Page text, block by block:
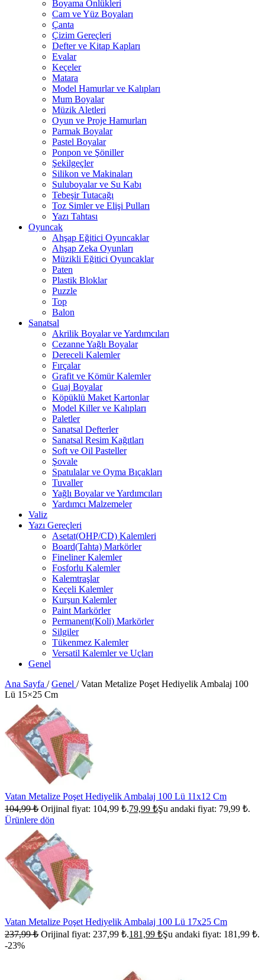
Boyama Önlükleri
Cam ve Yüz Boyaları
Çanta
Çizim Gereçleri
Defter ve Kitap Kapları
Evalar
Keçeler
Matara
Model Hamurlar ve Kalıpları
Mum Boyalar
Müzik Aletleri
Oyun ve Proje Hamurları
Parmak Boyalar
Pastel Boyalar
Ponpon ve Şöniller
Şekilgeçler
Silikon ve Makinaları
Suluboyalar ve Su Kabı
Tebeşir Tutacağı
Toz Simler ve Elişi Pulları
Yazı Tahtası
Oyuncak
Ahşap Eğitici Oyuncaklar
Ahşap Zeka Oyunları
Müzikli Eğitici Oyuncaklar
Paten
Plastik Bloklar
Puzzle
Top
Balon
Sanatsal
Akrilik Boyalar ve Yardımcıları
Cezanne Yağlı Boyalar
Dereceli Kalemler
Fırçalar
Grafit ve Kömür Kalemler
Guaj Boyalar
Köpüklü Maket Kartonlar
Model Killer ve Kalıpları
Paletler
Sanatsal Defterler
Sanatsal Resim Kağıtları
Soft ve Oil Pasteller
Şovale
Spatulalar ve Oyma Bıçakları
Tuvaller
Yağlı Boyalar ve Yardımcıları
Yardımcı Malzemeler
Valiz
Yazı Gereçleri
Asetat(OHP/CD) Kalemleri
Board(Tahta) Markörler
Fineliner Kalemler
Fosforlu Kalemler
Kalemtraşlar
Keçeli Kalemler
Kurşun Kalemler
Paint Markörler
Permanent(Koli) Markörler
Silgiler
Tükenmez Kalemler
Versatil Kalemler ve Uçları
Genel
Ana Sayfa / Genel / Vatan Metalize Poşet Hediyelik Ambalaj 100
Lü 15×25 Cm
Vatan Metalize Poşet Hediyelik Ambalaj 100 Lü 11x12 Cm
104,99₺ Orijinal fiyat: 104,99 ₺.79,99 ₺Şu andaki fiyat: 79,99 ₺.
Ürünlere dön
Vatan Metalize Poşet Hediyelik Ambalaj 100 Lü 17x25 Cm
237,99₺ Orijinal fiyat: 237,99 ₺.181,99 ₺Şu andaki fiyat: 181,99 ₺.
-23%